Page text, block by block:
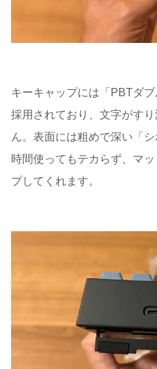
キーキャップには「PBTダ
採用されており、文字がす
ん。表面には粗めで深い「
時間使ってもテカらず、マ
プしてくれます。